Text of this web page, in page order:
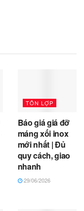
TÔN LỢP
Báo giá giá đỡ
máng xối inox
mới nhất | Đủ
quy cách, giao
nhanh
29/06/2026